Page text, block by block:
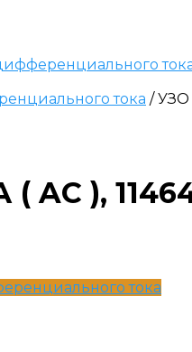
тока / УЗО
AC ),
тока